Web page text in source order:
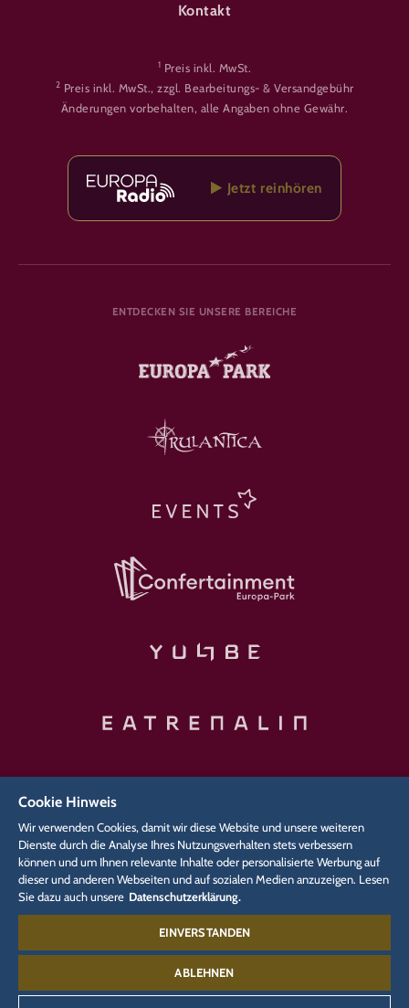
Kontakt
1 Preis inkl. MwSt.
2 Preis inkl. MwSt., zzgl. Bearbeitungs- & Versandgebühr
Änderungen vorbehalten, alle Angaben ohne Gewähr.
Jetzt reinhören
ENTDECKEN SIE UNSERE BEREICHE
VERWANDTE WEBSEITEN
Media Karriere
Presse-Portal
Cookie Hinweis
Wir verwenden Cookies, damit wir diese Website und unsere weiteren
Dienste durch die Analyse Ihres Nutzungsverhalten stets verbessern
können und um Ihnen relevante Inhalte oder personalisierte Werbung auf
dieser und anderen Webseiten und auf sozialen Medien anzuzeigen. Lesen
Sie dazu auch unsere Datenschutzerklärung.
EINVERSTANDEN
ABLEHNEN